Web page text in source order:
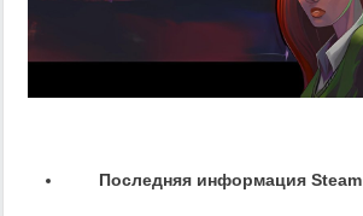
Последняя информация Steam